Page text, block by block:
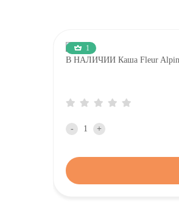
1
В НАЛИЧИИ Каша Fleur Alpine
- +